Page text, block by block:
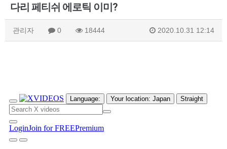
다리 페티쉬 에로틱 이미?
관리자 0 18444 2020.10.31 12:14